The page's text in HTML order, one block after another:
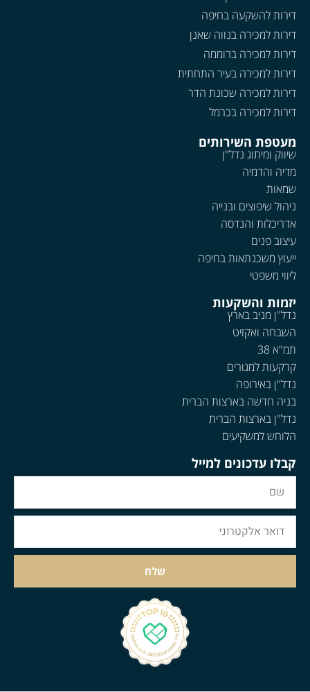
דירות להשקעה בחיפה
דירות למכירה בנווה שאנן
דירות למכירה ברוממה
דירות למכירה בעיר התחתית
דירות למכירה שכונת הדר
דירות למכירה בכרמל
מעטפת השירותים
שיווק ומיתוג נדל"ן
מדיה והדמיה
שמאות
ניהול שיפוצים ובנייה
אדריכלות והנדסה
עיצוב פנים
ייעוץ משכנתאות בחיפה
ליווי משפטי
יזמות והשקעות
נדל"ן מניב בארץ
השבחה ואקזיט
תמ"א 38
קרקעות למגורים
נדל"ן באירופה
בניה חדשה בארצות הברית
נדל"ן בארצות הברית
הלוחש למשקיעים
קבלו עדכונים למייל
שלח